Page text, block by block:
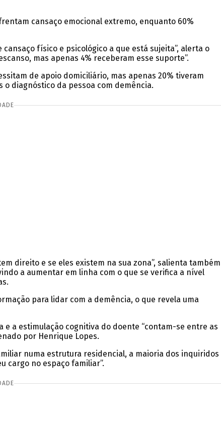
cansaço emocional extremo, enquanto 60%
físico e psicológico a que está sujeita”, alerta o
mas apenas 4% receberam esse suporte”.
de apoio domiciliário, mas apenas 20% tiveram
diagnóstico da pessoa com demência.
direito e se eles existem na sua zona”, salienta também
a aumentar em linha com o que se verifica a nível
para lidar com a demência, o que revela uma
a estimulação cognitiva do doente “contam-se entre as
por Henrique Lopes.
numa estrutura residencial, a maioria dos inquiridos
cargo no espaço familiar”.